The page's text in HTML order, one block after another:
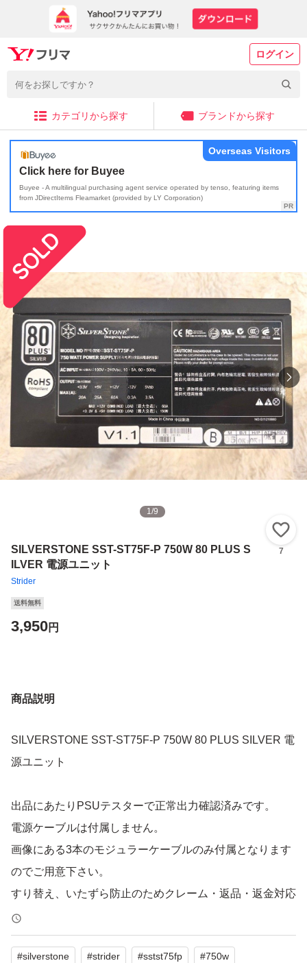
ログイン
カテゴリから探す ブランドから探す
Click here for Buyee
Buyee - A multilingual purchasing agent service operated by tenso, featuring items
from JDirectItems Fleamarket (provided by LY Corporation)
Overseas Visitors
1/9
SILVERSTONE SST-ST75F-P 750W 80 PLUS S
ILVER 電源ユニット
Strider
7
送料無料
3,950円
商品説明
SILVERSTONE SST-ST75F-P 750W 80 PLUS SILVER 電
源ユニット
出品にあたりPSUテスターで正常出力確認済みです。
電源ケーブルは付属しません。
画像にある3本のモジュラーケーブルのみ付属となります
のでご用意下さい。
すり替え、いたずら防止のためクレーム・返品・返金対応
は致しかねます。
中古品であることをご理解の上、ご検討ください。
#silverstone #strider #sstst75fp #750w